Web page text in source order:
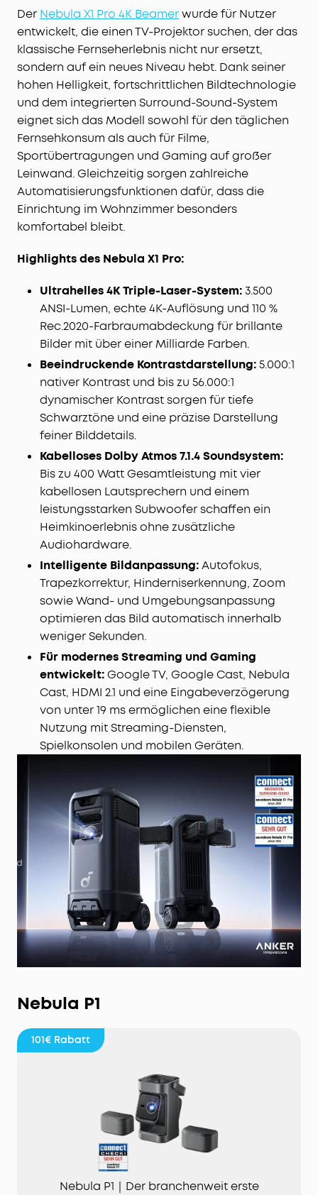
dunklen Szenen.
Perfekter Klang von jedem Platz:Dank FlexWave™
verschiebst du deinen Sweet Spot einfach
dorthin, wo du sitzt – für optimalen Raumklang
und gleichbleibende Soundqualität.
Mobiles All-in-One Heimkino: 4K-Projektor,
kabelloses 7.1.4-Soundsystem und Dual-Mikrofone
in einem Setup. Mit Rollen und Teleskopgriff
nimmst du dein Kino einfach überallhin mit.
Sofort startklar, ganz automatisch:Autofokus,
Trapezkorrektur, Bildanpassung,
Hinderniserkennung, Zoom, 25°-Micro-Gimbal
sowie Wand- und Umgebungsfarbanpassung
liefern dir in Sekunden das perfekte Bild.
Der Nebula X1 Pro 4K Beamerwurde für Nutzer
entwickelt, die einen TV-Projektor suchen, der das
klassische Fernseherlebnis nicht nur ersetzt,
sondern auf ein neues Niveau hebt. Dank seiner
hohen Helligkeit, fortschrittlichen Bildtechnologie
und dem integrierten Surround-Sound-System
eignet sich das Modell sowohl für den täglichen
Fernsehkonsum als auch für Filme,
Sportübertragungen und Gaming auf großer
Leinwand. Gleichzeitig sorgen zahlreiche
Automatisierungsfunktionen dafür, dass die
Einrichtung im Wohnzimmer besonders
komfortabel bleibt.
Highlights des Nebula X1 Pro:
Ultrahelles 4K Triple-Laser-System:3.500
ANSI-Lumen, echte 4K-Auflösung und 110 %
Rec.2020-Farbraumabdeckung für brillante
Bilder mit über einer Milliarde Farben.
Beeindruckende Kontrastdarstellung:5.000:1
nativer Kontrast und bis zu 56.000:1
dynamischer Kontrast sorgen für tiefe
Schwarztöne und eine präzise Darstellung
feiner Bilddetails.
Kabelloses Dolby Atmos 7.1.4 Soundsystem:
Bis zu 400 Watt Gesamtleistung mit vier
kabellosen Lautsprechern und einem
leistungsstarken Subwoofer schaffen ein
Heimkinoerlebnis ohne zusätzliche
Audiohardware.
Intelligente Bildanpassung:Autofokus,
Trapezkorrektur, Hinderniserkennung, Zoom
sowie Wand- und Umgebungsanpassung
optimieren das Bild automatisch innerhalb
weniger Sekunden.
Für modernes Streaming und Gaming
entwickelt:Google TV, Google Cast, Nebula
Cast, HDMI 2.1 und eine Eingabeverzögerung
von unter 19 ms ermöglichen eine flexible
Nutzung mit Streaming-Diensten,
Spielkonsolen und mobilen Geräten.
Nebula P1
101€ Rabatt
Nebula P1｜Der branchenweit erste